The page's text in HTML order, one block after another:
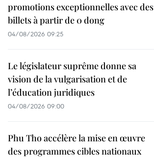
promotions exceptionnelles avec des
billets à partir de 0 dong
04/08/2026 09:25
Le législateur suprême donne sa
vision de la vulgarisation et de
l’éducation juridiques
04/08/2026 09:00
Phu Tho accélère la mise en œuvre
des programmes cibles nationaux